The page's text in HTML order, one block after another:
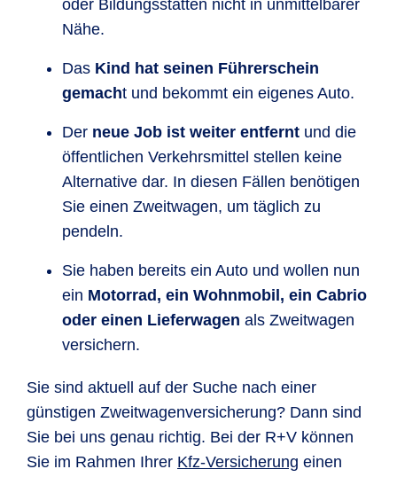
oder Bildungsstätten nicht in unmittelbarer
Nähe.
Das Kind hat seinen Führerschein
gemacht und bekommt ein eigenes Auto.
Der neue Job ist weiter entfernt und die
öffentlichen Verkehrsmittel stellen keine
Alternative dar. In diesen Fällen benötigen
Sie einen Zweitwagen, um täglich zu
pendeln.
Sie haben bereits ein Auto und wollen nun
ein Motorrad, ein Wohnmobil, ein Cabrio
oder einen Lieferwagen als Zweitwagen
versichern.
Sie sind aktuell auf der Suche nach einer
günstigen Zweitwagenversicherung? Dann sind
Sie bei uns genau richtig. Bei der R+V können
Sie im Rahmen Ihrer Kfz-Versicherung einen